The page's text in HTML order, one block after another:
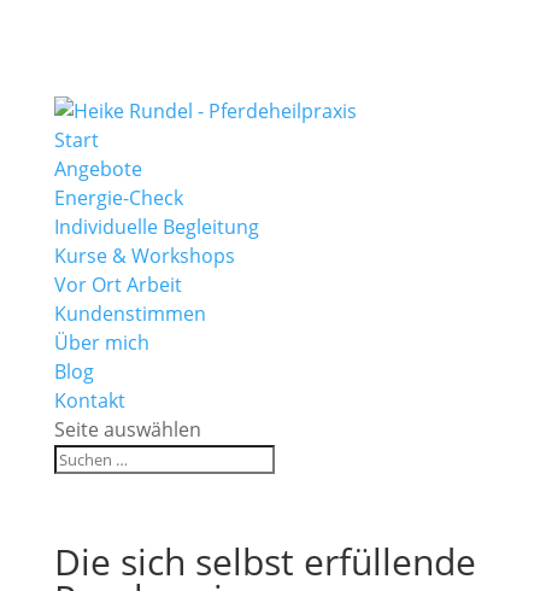
Start
Angebote
Energie-Check
Individuelle Begleitung
Kurse & Workshops
Vor Ort Arbeit
Kundenstimmen
Über mich
Blog
Kontakt
Seite auswählen
Die sich selbst erfüllende